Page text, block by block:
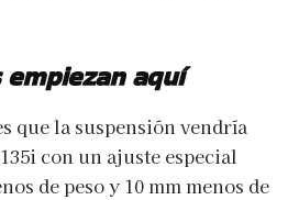
aquí
que la suspensión vendría
con un ajuste especial
de peso y 10 mm menos de